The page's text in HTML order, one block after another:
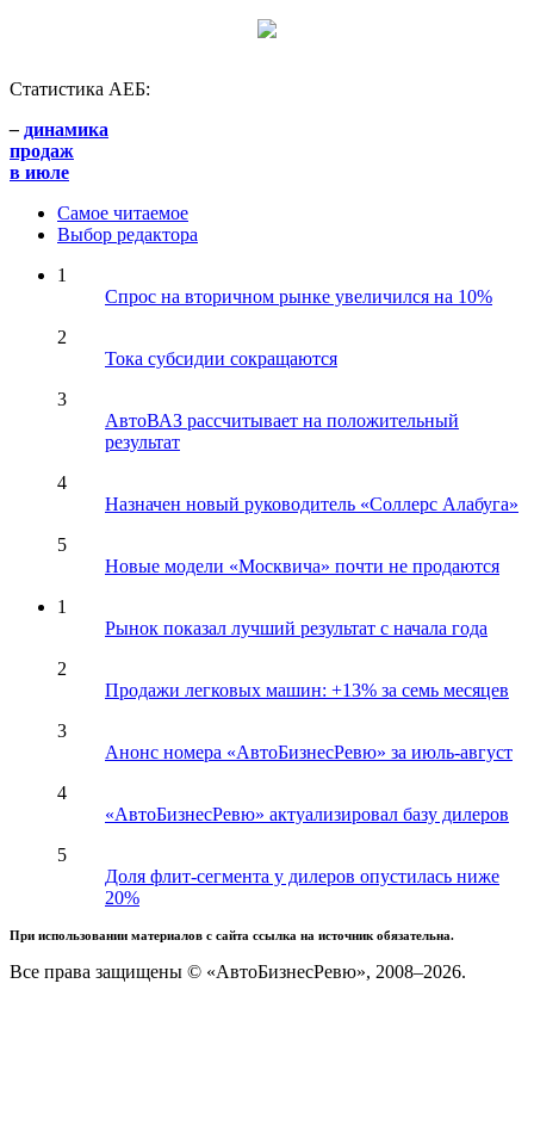
Статистика АЕБ:
– динамика
продаж
в июле
Самое читаемое
Выбор редактора
1
Спрос на вторичном рынке увеличился на 10%
2
Тока субсидии сокращаются
3
АвтоВАЗ рассчитывает на положительный
результат
4
Назначен новый руководитель «Соллерс Алабуга»
5
Новые модели «Москвича» почти не продаются
1
Рынок показал лучший результат с начала года
2
Продажи легковых машин: +13% за семь месяцев
3
Анонс номера «АвтоБизнесРевю» за июль-август
4
«АвтоБизнесРевю» актуализировал базу дилеров
5
Доля флит-сегмента у дилеров опустилась ниже
20%
При использовании материалов с сайта ссылка на источник обязательна.
Все права защищены © «АвтоБизнесРевю», 2008–2026.